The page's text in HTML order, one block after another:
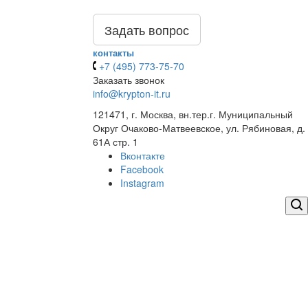
Задать вопрос
контакты
+7 (495) 773-75-70
Заказать звонок
info@krypton-it.ru
121471, г. Москва, вн.тер.г. Муниципальный
Округ Очаково-Матвеевское, ул. Рябиновая, д.
61А стр. 1
Вконтакте
Facebook
Instagram